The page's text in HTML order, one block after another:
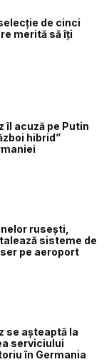
selecție de cinci
merită să îți
îl acuză pe Putin
hibrid”
rusești,
sisteme de
pe aeroport
se așteaptă la
serviciului
în Germania